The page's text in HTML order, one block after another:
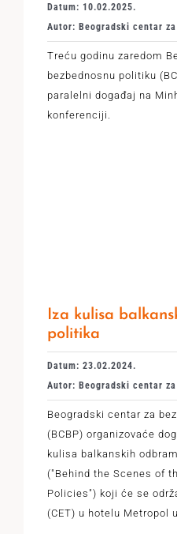
Datum: 10.02.2025.
Autor: Beogradski centar
Treću godinu zaredom
bezbednosnu politiku
paralelni događaj na
konferenciji.
Iza kulisa
politika
Datum: 23.02.2024.
Autor: Beogradski centar
Beogradski centar za
(BCBP) organizovaće
kulisa balkanskih
("Behind the Scenes of
Policies") koji će se
(CET) u hotelu Metropol